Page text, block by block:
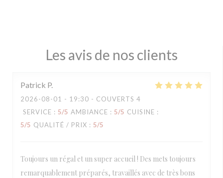
Les avis de nos clients
Patrick P
2026-08-01 - 19:30 - COUVERTS 4
SERVICE : 5/5 AMBIANCE : 5/5 CUISINE :
5/5 QUALITÉ / PRIX : 5/5
Toujours un régal et un super accueil ! Des mets toujours
remarquablement préparés, travaillés avec de très bons